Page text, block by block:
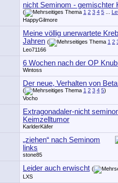
nicht Seminom - gemischter
( 1 2 3 4 5
HappyGilmore
Meine völlig unerwartete
Jahren ( 1 2
Leo71166
6 Wochen nach der OP
Wintoss
Der neue, Verhalten von
( 1 2 3 4 5)
Vocho
Extragonadaler-nicht
Keimzelltumor
KarlderKäfer
„ziehen“ nach Seminom
links
stone85
Leider auch erwischt (
LXS